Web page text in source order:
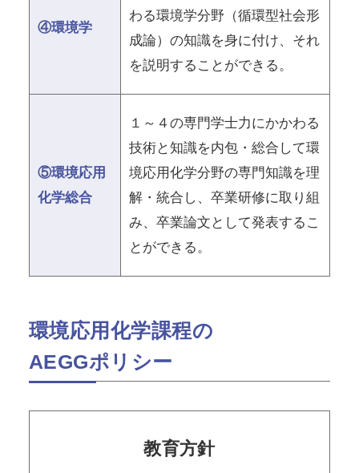
④環境学
わる環境学分野（循環型社会形
成論）の知識を身に付け、それ
を説明することができる。
⑤環境応用
化学総合
１～４の専門学士力にかかわる
技術と知識を内包・総合して環
境応用化学分野の専門知識を理
解・統合し、卒業研修に取り組
み、卒業論文として発表するこ
とができる。
環境応用化学課程の
AEGGポリシー
教育方針